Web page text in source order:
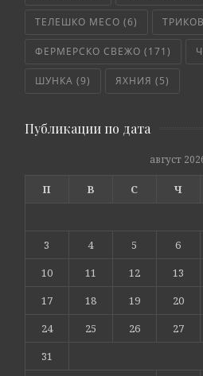
ТЕЛЕШКО МЕСО (6)
ФЕРМЕРСКО СВЕЖО (171)
ШУНКА (9) ЯХНИЯ (5)
Публикации по дата
август
П В С Ч
3
4 5 6
10
11 12 13
17
18 19 20
24
25 26 27
31